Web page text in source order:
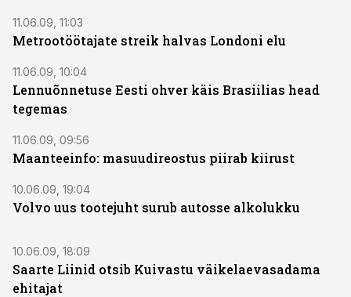
11.06.09, 11:03
Metrootöötajate streik halvas Londoni elu
11.06.09, 10:04
Lennuõnnetuse Eesti ohver käis Brasiilias head
tegemas
11.06.09, 09:56
Maanteeinfo: masuudireostus piirab kiirust
10.06.09, 19:04
Volvo uus tootejuht surub autosse alkolukku
10.06.09, 18:09
Saarte Liinid otsib Kuivastu väikelaevasadama
ehitajat